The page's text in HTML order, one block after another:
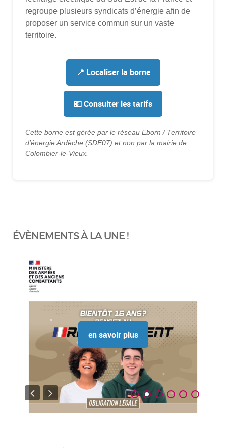
regroupe plusieurs syndicats d’énergie afin de
proposer un service commun sur un vaste
territoire.
📍 Localiser la borne
💶 Consulter les tarifs
Cette borne est gérée par le réseau Eborn / Territoire
d’énergie Ardèche (SDE07) et non par la mairie de
Colombier-le-Vieux.
ÉVÈNEMENTS À LA UNE !
en savoir plus